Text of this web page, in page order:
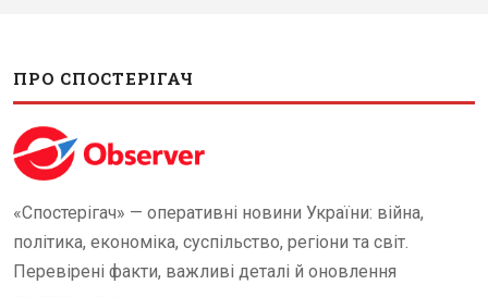
ПРО СПОСТЕРІГАЧ
«Спостерігач» — оперативні новини України: війна,
політика, економіка, суспільство, регіони та світ.
Перевірені факти, важливі деталі й оновлення